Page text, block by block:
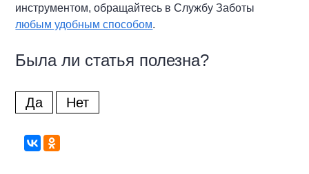
инструментом, обращайтесь в Службу Заботы
любым удобным способом.
Была ли статья полезна?
Да Нет